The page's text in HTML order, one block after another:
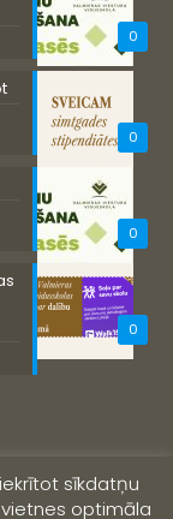
0
0
0
0
sīkdatņu
optimāla